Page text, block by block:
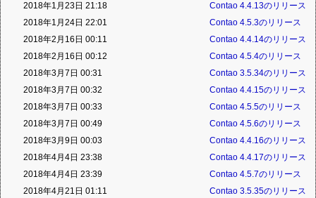
2018年1月23日 21:18
Contao 4.4.13のリリース
2018年1月24日 22:01
Contao 4.5.3のリリース
2018年2月16日 00:11
Contao 4.4.14のリリース
2018年2月16日 00:12
Contao 4.5.4のリリース
2018年3月7日 00:31
Contao 3.5.34のリリース
2018年3月7日 00:32
Contao 4.4.15のリリース
2018年3月7日 00:33
Contao 4.5.5のリリース
2018年3月7日 00:49
Contao 4.5.6のリリース
2018年3月9日 00:03
Contao 4.4.16のリリース
2018年4月4日 23:38
Contao 4.4.17のリリース
2018年4月4日 23:39
Contao 4.5.7のリリース
2018年4月21日 01:11
Contao 3.5.35のリリース